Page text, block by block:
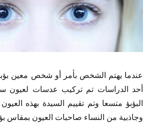
عندما يهتم الشخص بأمر أو شخص معين
أحد الدراسات تم تركيب عدسات لعيون
البؤبؤ متسعا وتم تقييم السيدة بهذه العيون
وجاذبية من النساء صاحبات العيون بمقاس